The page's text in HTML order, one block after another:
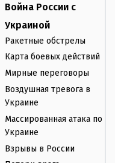
Война России с
Украиной
Ракетные обстрелы
Карта боевых действий
Мирные переговоры
Воздушная тревога в
Украине
Массированная атака по
Украине
Взрывы в России